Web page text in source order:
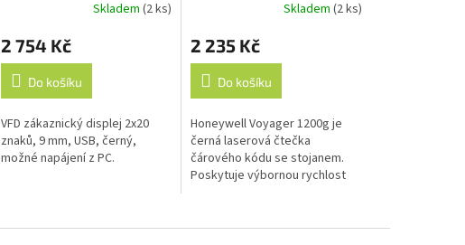
produktu
je
5,0
z
hvězdiček.
Skladem(2 ks)
2 754 Kč
Do košíku
VFD zákaznický displej 2x20
znaků, 9 mm, USB, černý,
možné napájení z PC.
produktu
je
5,0
z
hvězdiček.
Skladem(2 ks)
2 235 Kč
Do košíku
Honeywell Voyager 1200g je
černá laserová čtečka
čárového kódu se stojanem.
Poskytuje výbornou rychlost
čárových kódů včetně těch...